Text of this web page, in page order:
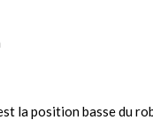
la position basse du